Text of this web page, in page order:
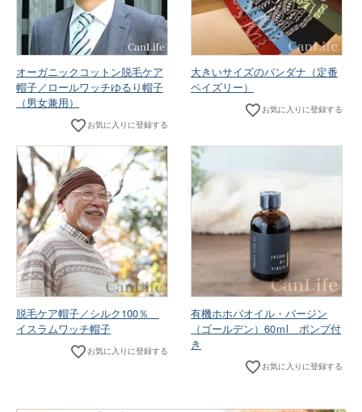
オーガニックコットン脱毛ケア
帽子／ロールワッチゆるり帽子
（男女兼用）
お気に入りに登録する
大きいサイズのバンダナ（定番
ペイズリー）
お気に入りに登録する
脱毛ケア帽子／シルク100％
イスラムワッチ帽子
お気に入りに登録する
有機ホホバオイル・バージン
（ゴールデン）60ｍl ポンプ付
き
お気に入りに登録する